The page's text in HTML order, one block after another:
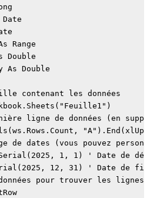
Range
Double
les données
ligne de données (en
dates (vous pouvez
1, 1) ' Date de
12, 31) ' Date de fin
pour trouver les lignes